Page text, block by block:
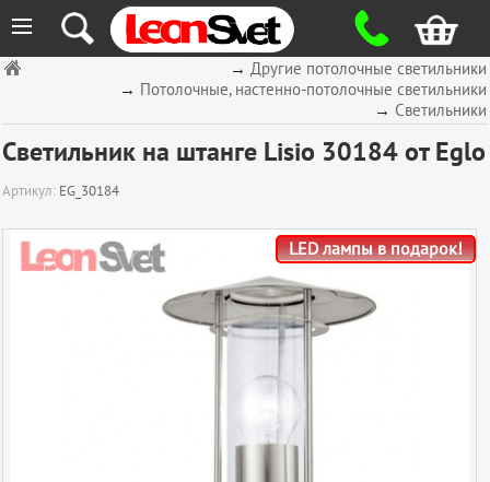
≡
→ Другие потолочные светильники
→ Потолочные, настенно-потолочные светильники
→ Светильники
Светильник на штанге Lisio 30184 от Eglo
Артикул: EG_30184
LED лампы в подарок!